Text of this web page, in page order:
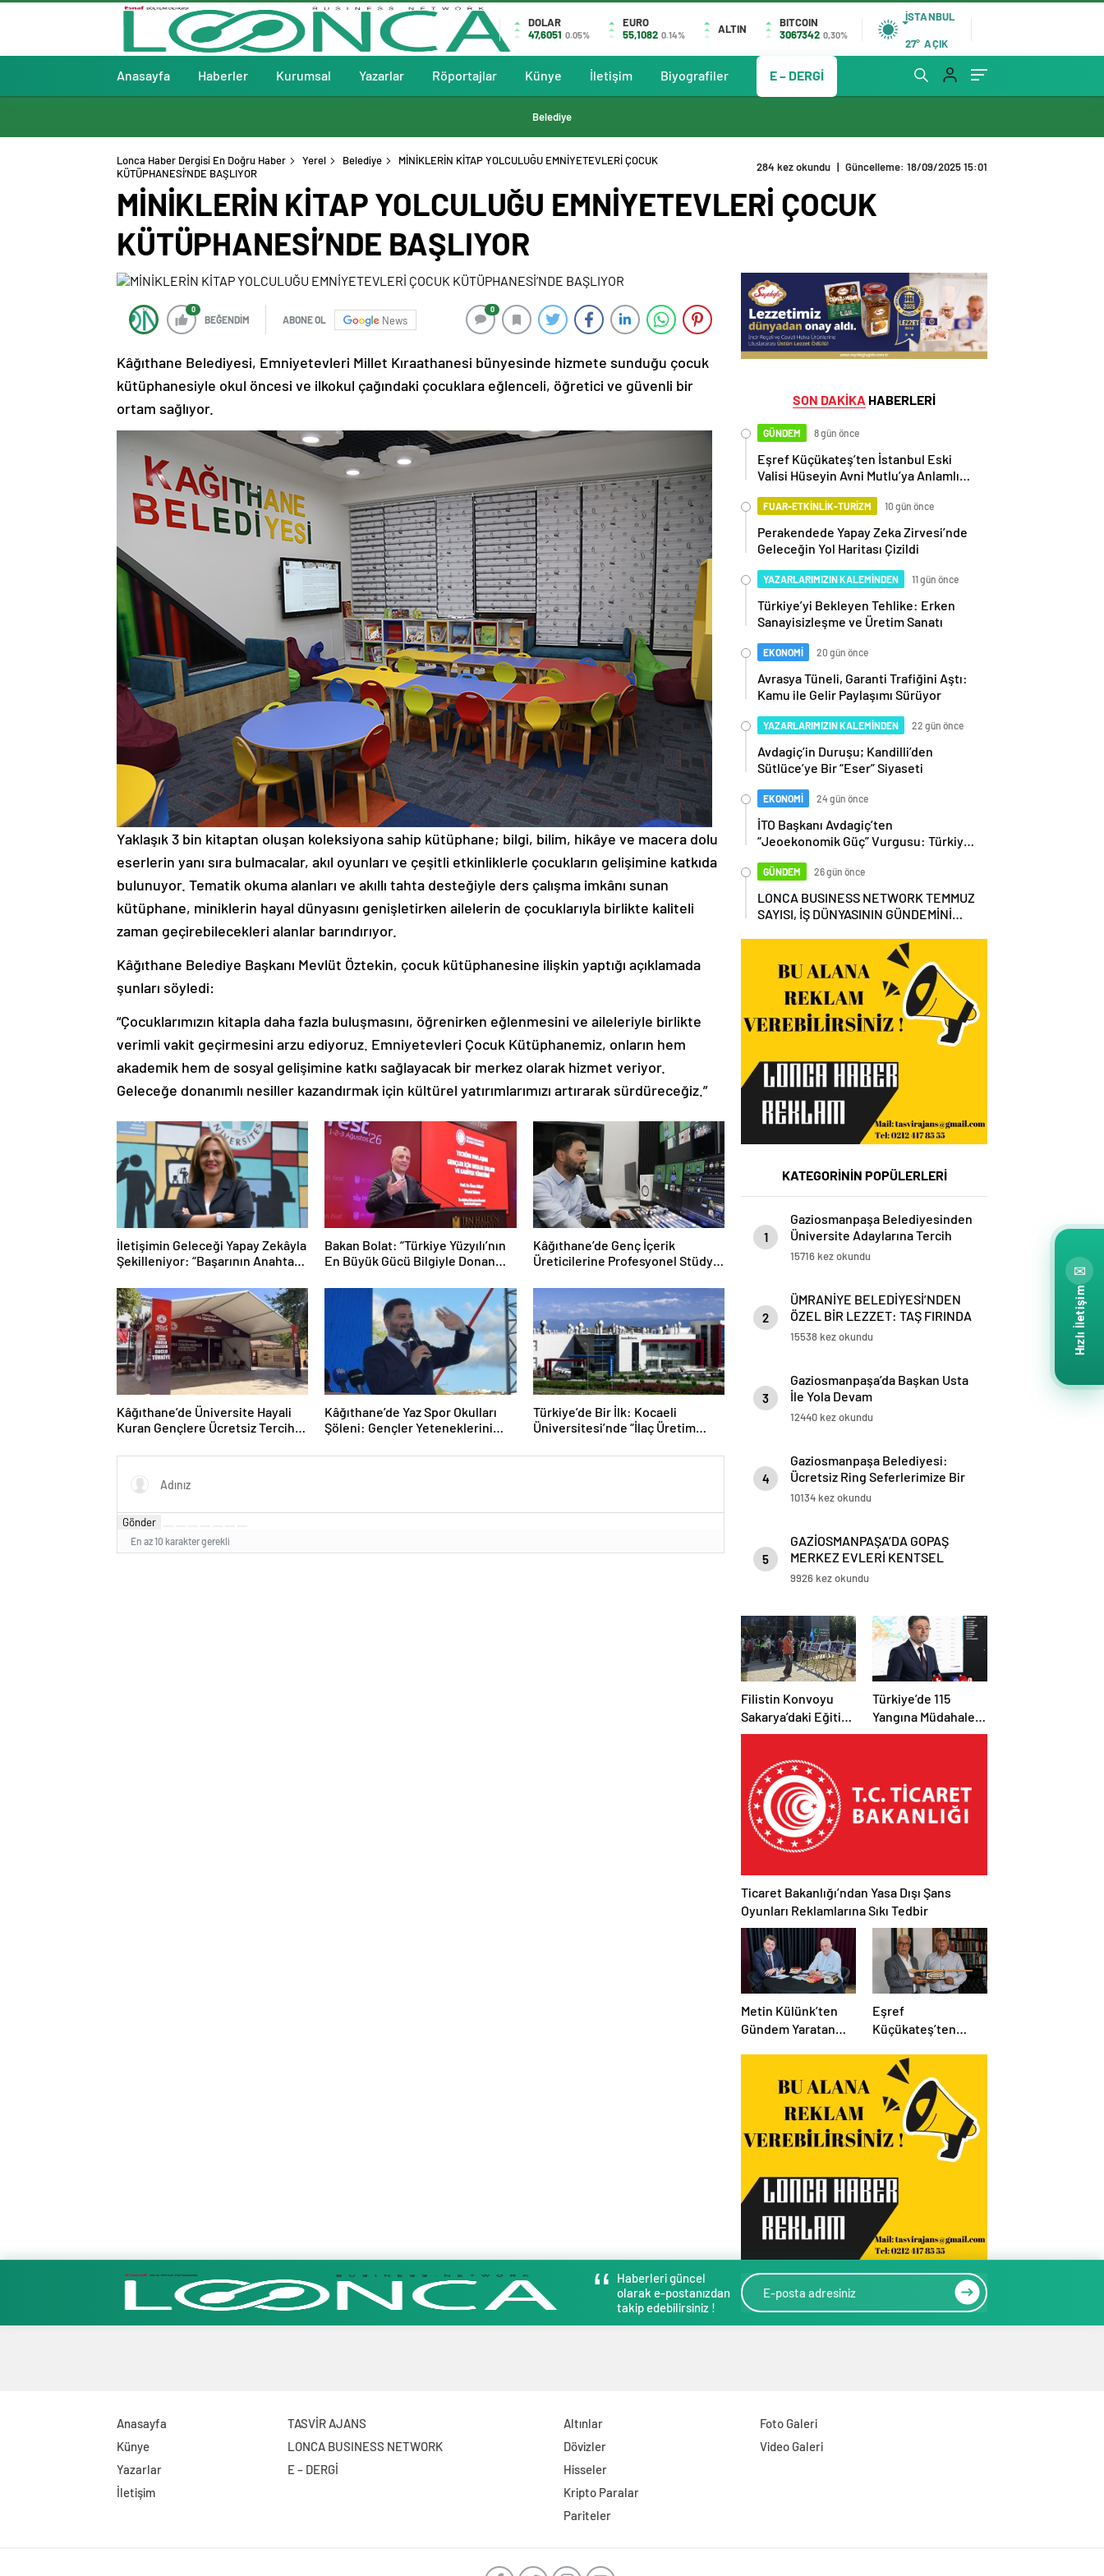
DOLAR
47,6051 0.05%
EURO
55,1082 0.14% ALTIN
BITCOIN
3067342 0,30%
İSTANBUL
27° AÇIK
Anasayfa Haberler Kurumsal Yazarlar Röportajlar Künye İletişim Biyografiler E – DERGİ
Belediye
Lonca Haber Dergisi En Doğru Haber Yerel Belediye
MİNİKLERİN KİTAP YOLCULUĞU EMNİYETEVLERİ ÇOCUK
KÜTÜPHANESİ’NDE BAŞLIYOR
284 kez okundu | Güncelleme: 18/09/2025 15:01
MİNİKLERİN KİTAP YOLCULUĞU EMNİYETEVLERİ ÇOCUK
KÜTÜPHANESİ’NDE BAŞLIYOR
0
BEĞENDİM ABONE OL News
0
Kâğıthane Belediyesi, Emniyetevleri Millet Kıraathanesi bünyesinde hizmete sunduğu çocuk
kütüphanesiyle okul öncesi ve ilkokul çağındaki çocuklara eğlenceli, öğretici ve güvenli bir
ortam sağlıyor.
Yaklaşık 3 bin kitaptan oluşan koleksiyona sahip kütüphane; bilgi, bilim, hikâye ve macera dolu
eserlerin yanı sıra bulmacalar, akıl oyunları ve çeşitli etkinliklerle çocukların gelişimine katkıda
bulunuyor. Tematik okuma alanları ve akıllı tahta desteğiyle ders çalışma imkânı sunan
kütüphane, miniklerin hayal dünyasını genişletirken ailelerin de çocuklarıyla birlikte kaliteli
zaman geçirebilecekleri alanlar barındırıyor.
Kâğıthane Belediye Başkanı Mevlüt Öztekin, çocuk kütüphanesine ilişkin yaptığı açıklamada
şunları söyledi:
“Çocuklarımızın kitapla daha fazla buluşmasını, öğrenirken eğlenmesini ve aileleriyle birlikte
verimli vakit geçirmesini arzu ediyoruz. Emniyetevleri Çocuk Kütüphanemiz, onların hem
akademik hem de sosyal gelişimine katkı sağlayacak bir merkez olarak hizmet veriyor.
Geleceğe donanımlı nesiller kazandırmak için kültürel yatırımlarımızı artırarak sürdüreceğiz.”
İletişimin Geleceği Yapay Zekâyla
Şekilleniyor: “Başarının Anahtarı
Bakan Bolat: “Türkiye Yüzyılı’nın
En Büyük Gücü Bilgiyle Donanmış
Kâğıthane’de Genç İçerik
Üreticilerine Profesyonel Stüdyo
Kâğıthane’de Üniversite Hayali
Kuran Gençlere Ücretsiz Tercih
Kâğıthane’de Yaz Spor Okulları
Şöleni: Gençler Yeteneklerini
Türkiye’de Bir İlk: Kocaeli
Üniversitesi’nde “İlaç Üretim
Gönder
En az 10 karakter gerekli
SON DAKİKA HABERLERİ
GÜNDEM 8 gün önce
Eşref Küçükateş’ten İstanbul Eski
Valisi Hüseyin Avni Mutlu’ya Anlamlı
FUAR-ETKİNLİK-TURİZM 10 gün önce
Perakendede Yapay Zeka Zirvesi’nde
Geleceğin Yol Haritası Çizildi
YAZARLARIMIZIN KALEMİNDEN 11 gün önce
Türkiye’yi Bekleyen Tehlike: Erken
Sanayisizleşme ve Üretim Sanatı
EKONOMİ 20 gün önce
Avrasya Tüneli, Garanti Trafiğini Aştı:
Kamu ile Gelir Paylaşımı Sürüyor
YAZARLARIMIZIN KALEMİNDEN 22 gün önce
Avdagiç’in Duruşu; Kandilli’den
Sütlüce’ye Bir “Eser” Siyaseti
EKONOMİ 24 gün önce
İTO Başkanı Avdagiç’ten
“Jeoekonomik Güç” Vurgusu: Türkiye,
Olmalı
GÜNDEM 26 gün önce
LONCA BUSINESS NETWORK TEMMUZ
SAYISI, İŞ DÜNYASININ GÜNDEMİNİ
KATEGORİNİN POPÜLERLERİ
1
Gaziosmanpaşa Belediyesinden
Üniversite Adaylarına Tercih
Desteği
15716 kez okundu
2
ÜMRANİYE BELEDİYESİ’NDEN
ÖZEL BİR LEZZET: TAŞ FIRINDA
SİMİT
15538 kez okundu
3
Gaziosmanpaşa’da Başkan Usta
İle Yola Devam
12440 kez okundu
4
Gaziosmanpaşa Belediyesi:
Ücretsiz Ring Seferlerimize Bir
Yenisi Daha Eklendi
10134 kez okundu
5
GAZİOSMANPAŞA’DA GOPAŞ
MERKEZ EVLERİ KENTSEL
DÖNÜŞÜM PROJESİ’NDE KURA
9926 kez okundu
Filistin Konvoyu
Sakarya’daki Eğitim
Kampını
Etabı Başlıyor
Türkiye’de 115
Yangına Müdahale
Edildi: 110’u Kontrol
Ticaret Bakanlığı’ndan Yasa Dışı Şans
Oyunları Reklamlarına Sıkı Tedbir
Metin Külünk’ten
Gündem Yaratan
Siyasete İlişkin
Mesajlar
Eşref
Küçükateş’ten
Hüseyin Avni
Mutlu’ya Anlamlı
Ziyaret
Haberleri güncel
olarak e-postanızdan
takip edebilirsiniz !
Anasayfa
Künye
Yazarlar
İletişim
TASVİR AJANS
LONCA BUSINESS NETWORK
E – DERGİ
Altınlar
Dövizler
Hisseler
Kripto Paralar
Pariteler
Foto Galeri
Video Galeri
✉
Hızlı İletişim